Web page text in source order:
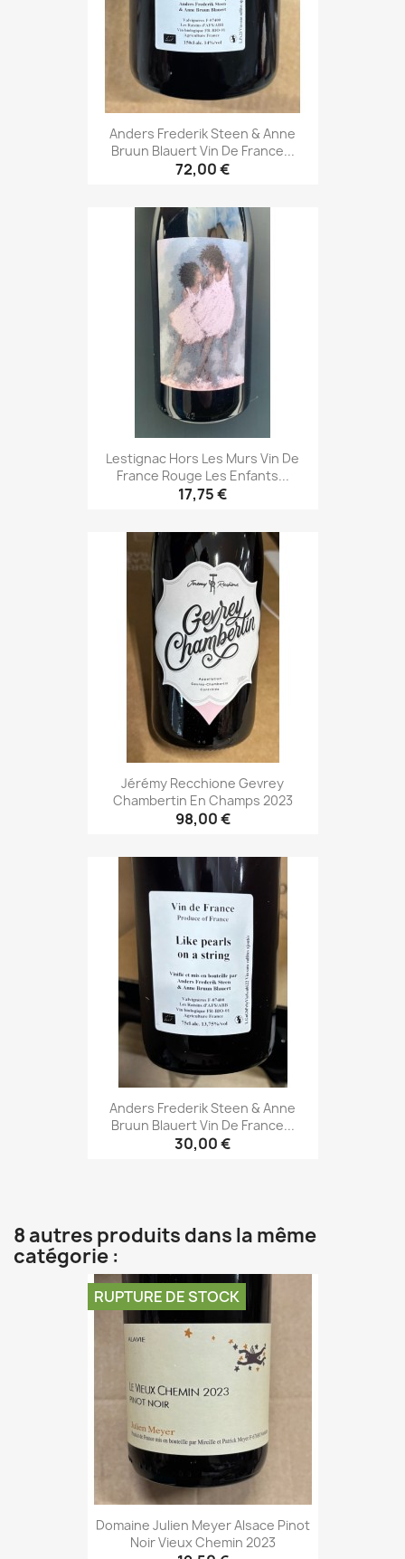
Anders Frederik Steen & Anne
Bruun Blauert Vin De France...
72,00 €
Lestignac Hors Les Murs Vin De
France Rouge Les Enfants...
17,75 €
Jérémy Recchione Gevrey
Chambertin En Champs 2023
98,00 €
Anders Frederik Steen & Anne
Bruun Blauert Vin De France...
30,00 €
8 autres produits dans la même
catégorie :
Domaine Julien Meyer Alsace Pinot
Noir Vieux Chemin 2023
RUPTURE DE STOCK